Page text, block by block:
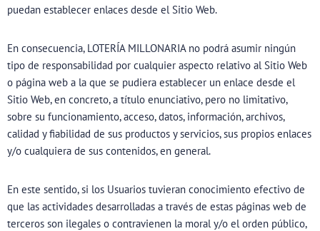
puedan establecer enlaces desde el Sitio Web.
En consecuencia, LOTERÍA MILLONARIA no podrá asumir ningún
tipo de responsabilidad por cualquier aspecto relativo al Sitio Web
o página web a la que se pudiera establecer un enlace desde el
Sitio Web, en concreto, a título enunciativo, pero no limitativo,
sobre su funcionamiento, acceso, datos, información, archivos,
calidad y fiabilidad de sus productos y servicios, sus propios enlaces
y/o cualquiera de sus contenidos, en general.
En este sentido, si los Usuarios tuvieran conocimiento efectivo de
que las actividades desarrolladas a través de estas páginas web de
terceros son ilegales o contravienen la moral y/o el orden público,